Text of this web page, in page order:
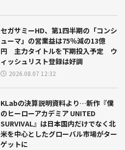
セガサミーHD、第1四半期の「コンシ
ューマ」の営業益は75％減の13億
円 主力タイトルを下期投入予定 ウ
ィッシュリスト登録は好調
2026.08.07 12:32
KLabの決算説明資料より…新作『僕
のヒーローアカデミア UNITED
SURVIVAL』は日本国内だけでなく北
米を中心としたグローバル市場がター
ゲットに